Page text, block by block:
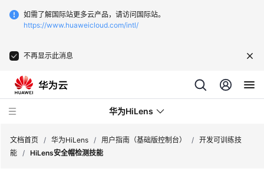
如需了解国际站更多云产品，请访问国际站。
https://www.huaweicloud.com/intl/
不再显示此消息
华为HiLens
文档首页 / 华为HiLens / 用户指南（基础版控制台） / 开发可训练技
能 / HiLens安全帽检测技能